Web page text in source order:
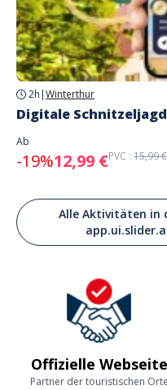
2h |Winterthur
Digitale
Ab
-19%12,99 €PVC : 15,99 €
Alle Aktivitäten in
Offizielle Webseite
Partner der touristischen Orte